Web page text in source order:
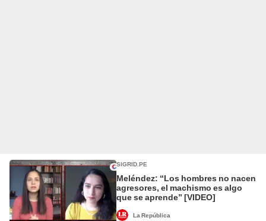
SIGRID.PE
Meléndez: “Los hombres no nacen
agresores, el machismo es algo
que se aprende” [VIDEO]
La República